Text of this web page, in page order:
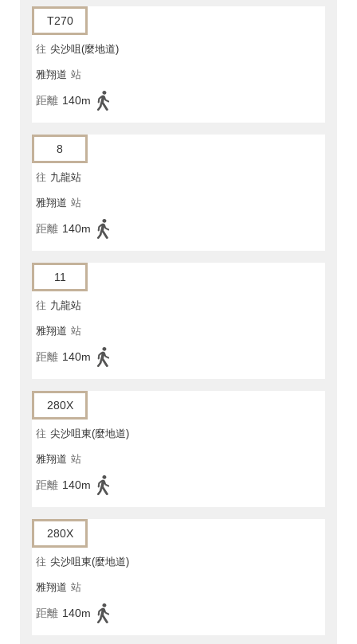
T270
往 尖沙咀(麼地道)
雅翔道 站
距離 140m
8
往 九龍站
雅翔道 站
距離 140m
11
往 九龍站
雅翔道 站
距離 140m
280X
往 尖沙咀東(麼地道)
雅翔道 站
距離 140m
280X
往 尖沙咀東(麼地道)
雅翔道 站
距離 140m